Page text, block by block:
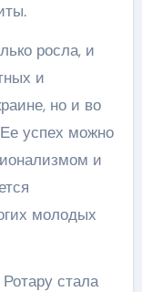
росла, и
и
но и во
успех можно
и
молодых
стала